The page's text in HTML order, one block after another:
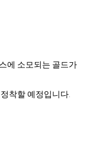
에 소모되는 골드가
착할 예정입니다.